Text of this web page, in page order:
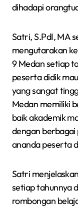
dihadapi
Satri, S.PdI, MA
mengutarakan
9 Medan setiap
peserta didik
yang sangat
Medan memiliki
baik akademik
dengan
ananda peserta
Satri
setiap tahunnya
rombongan